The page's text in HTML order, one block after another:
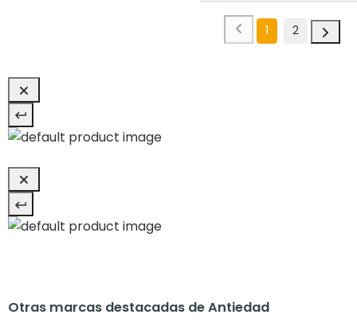
1 2
Otras marcas destacadas de Antiedad